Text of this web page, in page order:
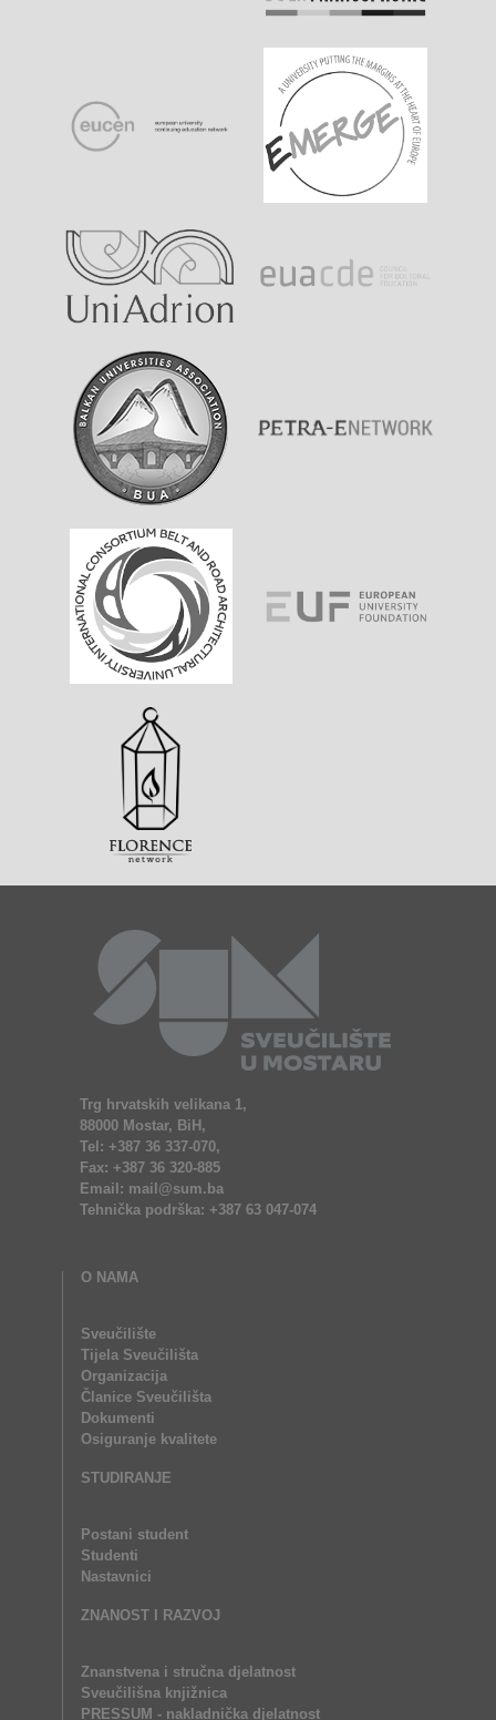
Trg hrvatskih velikana 1,
88000 Mostar, BiH,
Tel: +387 36 337-070,
Fax: +387 36 320-885
Email: mail@sum.ba
Tehnička podrška: +387 63 047-074
O NAMA
Sveučilište
Tijela Sveučilišta
Organizacija
Članice Sveučilišta
Dokumenti
Osiguranje kvalitete
STUDIRANJE
Postani student
Studenti
Nastavnici
ZNANOST I RAZVOJ
Znanstvena i stručna djelatnost
Sveučilišna knjižnica
PRESSUM - nakladnička djelatnost